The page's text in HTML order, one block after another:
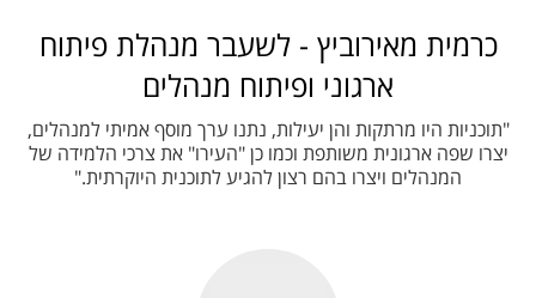
כרמית מאירוביץ - לשעבר מנהלת פיתוח
ארגוני ופיתוח מנהלים
"תוכניות היו מרתקות והן יעילות, נתנו ערך מוסף אמיתי למנהלים,
יצרו שפה ארגונית משותפת וכמו כן "העירו" את צרכי הלמידה של
המנהלים ויצרו בהם רצון להגיע לתוכנית היוקרתית."